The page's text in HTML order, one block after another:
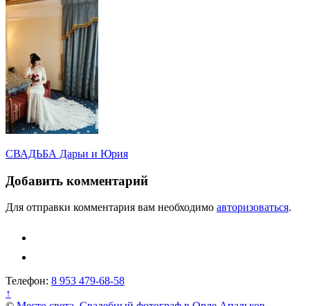
Навигация
по
записям
СВАДЬБА Дарьи и Юрия
Добавить комментарий
Для отправки комментария вам необходимо авторизоваться.
Телефон: 8 953 479-68-58
↑